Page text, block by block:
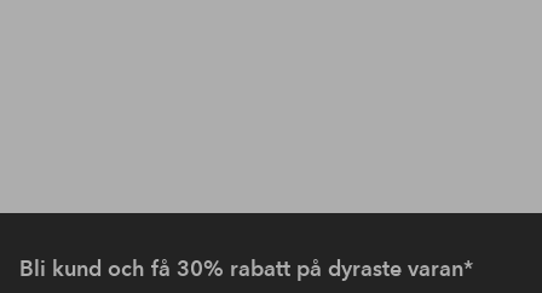
Bli kund och få 30% rabatt på dyraste varan*